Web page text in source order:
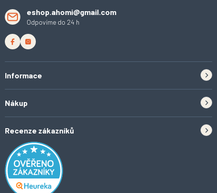
eshop.ahomi@gmail.com
Odpovíme do 24 h
Informace
Tipy do kuchyně
Inspirace a trendy
Domácí vychytávky
O Ahomi
Nákup
Odstoupení od smlouvy
Obchodní podmínky
Ochrana osobních údajů
Recenze zákazníků